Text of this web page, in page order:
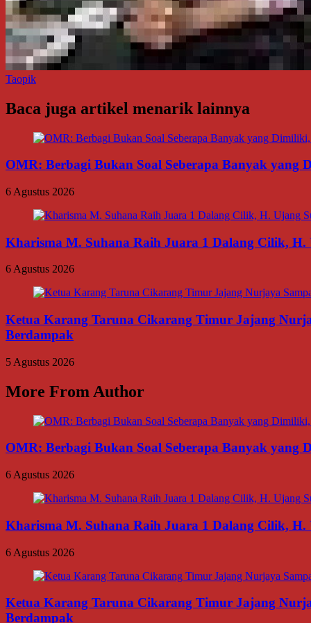
Taopik
Baca juga artikel menarik lainnya
OMR: Berbagi Bukan Soal Seberapa Banyak yang
6 Agustus 2026
Kharisma M. Suhana Raih Juara 1 Dalang Cilik,
6 Agustus 2026
Ketua Karang Taruna Cikarang Timur Jajang
Berdampak
5 Agustus 2026
More From Author
OMR: Berbagi Bukan Soal Seberapa Banyak yang
6 Agustus 2026
Kharisma M. Suhana Raih Juara 1 Dalang Cilik,
6 Agustus 2026
Ketua Karang Taruna Cikarang Timur Jajang
Berdampak